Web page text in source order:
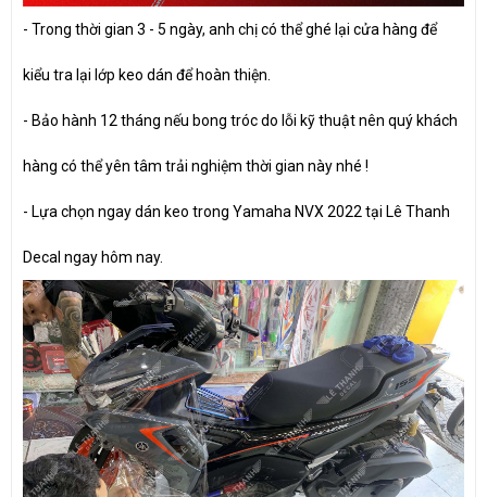
- Trong thời gian 3 - 5 ngày, anh chị có thể ghé lại cửa hàng để
kiểu tra lại lớp keo dán để hoàn thiện.
- Bảo hành 12 tháng nếu bong tróc do lỗi kỹ thuật nên quý khách
hàng có thể yên tâm trải nghiệm thời gian này nhé !
- Lựa chọn ngay dán keo trong Yamaha NVX 2022 tại Lê Thanh
Decal ngay hôm nay.